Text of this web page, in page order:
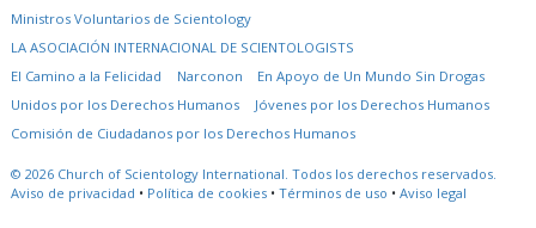
Ministros Voluntarios de Scientology
LA ASOCIACIÓN INTERNACIONAL DE SCIENTOLOGISTS
El Camino a la Felicidad
Narconon
En Apoyo de Un Mundo Sin Drogas
Unidos por los Derechos Humanos
Jóvenes por los Derechos Humanos
Comisión de Ciudadanos por los Derechos Humanos
© 2026 Church of Scientology International. Todos los derechos reservados.
Aviso de privacidad • Política de cookies • Términos de uso • Aviso legal